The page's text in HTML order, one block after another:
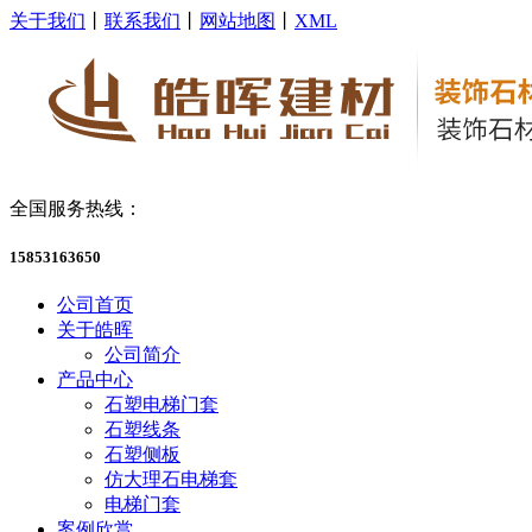
关于我们 联系我们 网站地图 XML
全国服务热线：
15853163650
公司首页
关于皓晖
公司简介
产品中心
石塑电梯门套
石塑线条
石塑侧板
仿大理石电梯套
电梯门套